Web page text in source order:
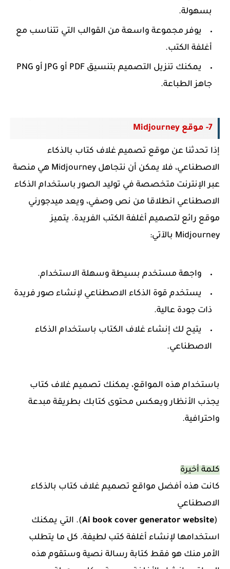
بسهولة.
يوفر مجموعة واسعة من القوالب التي تتناسب مع
أغلفة الكتب.
يمكنك تنزيل التصميم بتنسيق PDF أو JPG أو PNG
جاهز الطباعة.
7- موقع Midjourney
إذا تحدثنا عن موقع تصميم غلاف كتاب بالذكاء
الاصطناعي، فلا يمكن أن نتجاهل Midjourney هي منصة
عبر الإنترنت متخصصة في توليد الصور باستخدام الذكاء
الاصطناعي انطلاقا من نص وصفي، ويعد ميدجورني
موقع رائع لتصميم أغلفة الكتب الفريدة. يتميز
Midjourney بالآتي:
واجهة مستخدم بسيطة وسهلة الاستخدام.
يستخدم قوة الذكاء الاصطناعي لإنشاء صور فريدة
ذات جودة عالية.
يتيح لك إنشاء غلاف الكتاب باستخدام الذكاء
الاصطناعي.
باستخدام هذه المواقع، يمكنك تصميم غلاف كتاب
يجذب الأنظار ويعكس محتوى كتابك بطريقة مبدعة
واحترافية.
كلمة أخيرة
كانت هذه أفضل مواقع تصميم غلاف كتاب بالذكاء
الاصطناعي
(
Ai book cover generator website
). التي يمكنك
استخدامها لإنشاء أغلفة كتب لطيفة. كل ما يتطلب
الأمر منك هو فقط كتابة رسالة نصية وستقوم هذه